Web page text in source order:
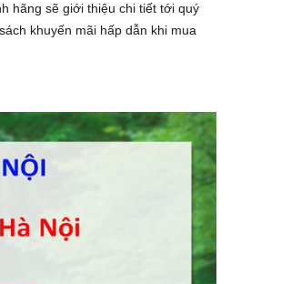
hãng sẽ giới thiệu chi tiết tới quý
khuyến mãi hấp dẫn khi mua